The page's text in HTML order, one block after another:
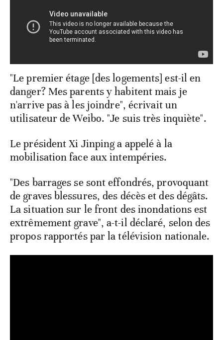
"Le premier étage [des logements] est-il en
danger? Mes parents y habitent mais je
n'arrive pas à les joindre", écrivait un
utilisateur de Weibo. "Je suis très inquiète".
Le président Xi Jinping a appelé à la
mobilisation face aux intempéries.
"Des barrages se sont effondrés, provoquant
de graves blessures, des décès et des dégâts.
La situation sur le front des inondations est
extrêmement grave", a-t-il déclaré, selon des
propos rapportés par la télévision nationale.